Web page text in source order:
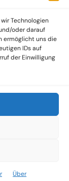
Technologien
oder darauf
ermöglicht uns die
IDs auf
der Einwilligung
Über
-Formaten auf
bewertete
Künstler und
Lösungen
– DUBOX –
of Vinyl Arts
GmbH®